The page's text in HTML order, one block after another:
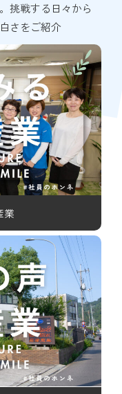
業
挑戦する日々から
さをご紹介